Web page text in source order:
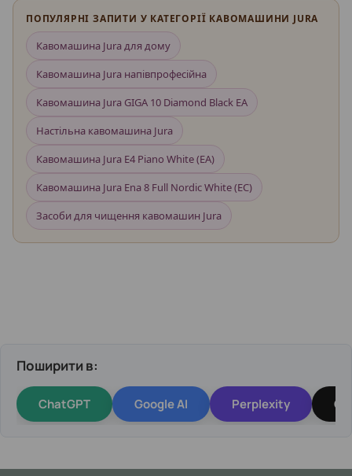
ПОПУЛЯРНІ ЗАПИТИ У КАТЕГОРІЇ КАВОМАШИНИ JURA
Кавомашина Jura для дому
Кавомашина Jura напівпрофесійна
Кавомашина Jura GIGA 10 Diamond Black EA
Настільна кавомашина Jura
Кавомашина Jura E4 Piano White (EA)
Кавомашина Jura Ena 8 Full Nordic White (EC)
Засоби для чищення кавомашин Jura
Поширити в:
ChatGPT Google AI Perplexity